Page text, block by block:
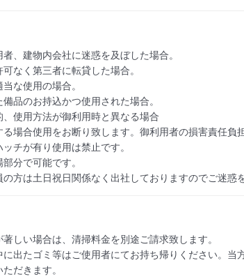
者、建物内会社に迷惑を及ぼした場合。
可なく第三者に転貸した場合。
な使用の場合。
備品のお持込かつ使用された場合。
、使用方法が御利用時と異なる場合
る場合使用をお断り致します。御利用者の損害責任負
ッチが有り使用は禁止です。
分で可能です。
方は土日祝日関係なく出社しておりますのでご迷惑
著しい場合は、清掃料金を別途ご請求致します。
に出たゴミ等はご使用者にてお持ち帰りください。
だきます。